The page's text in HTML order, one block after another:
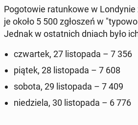
Po­go­to­wie ra­tun­ko­we w
je około 5 500 zgło­szeń w
Jednak w ostat­nich dniach było
czwar­tek, 27 li­sto­pa­da – 7 356
piątek, 28 li­sto­pa­da – 7 608
sobota, 29 li­sto­pa­da – 7 409
nie­dzie­la, 30 li­sto­pa­da – 6 776